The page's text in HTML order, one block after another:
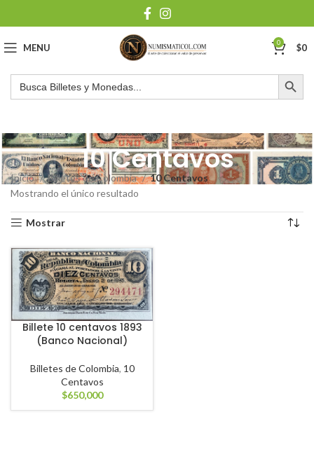
MENU 0 $0
Buscar: Botón de
10 Centavos
Inicio Billetes de Colombia
10 Centavos
Mostrando el único resultado
Mostrar
Billete 10 centavos 1893
(Banco Nacional)
Billetes de Colombia, 10
Centavos
$650,000